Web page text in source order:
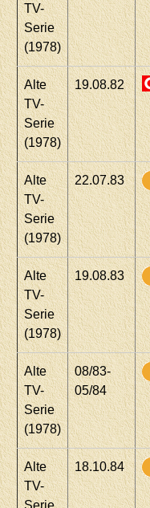
TV-
Serie
(1978)
Alte
TV-
Serie
(1978)
19.08.82
Alte
TV-
Serie
(1978)
22.07.83
Alte
TV-
Serie
(1978)
19.08.83
Alte
TV-
Serie
(1978)
08/83-
05/84
Alte
TV-
Serie
18.10.84